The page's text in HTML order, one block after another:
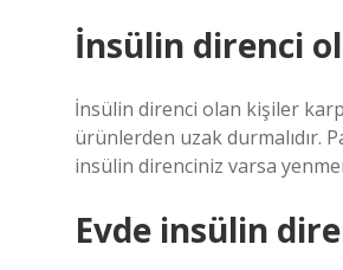
İnsülin direnci
İnsülin direnci olan kişiler
ürünlerden uzak durmalıdır.
insülin direnciniz varsa
Evde insülin